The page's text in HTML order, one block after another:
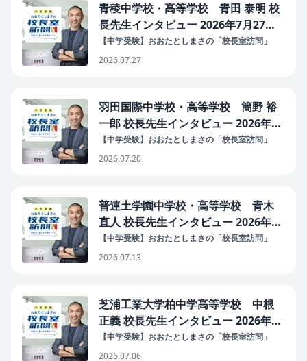
青稜中学校・高等学校 青田 泰明 校
長先生インタビュー 2026年7月27日
配信
【中学受験】おおたとしまさの「校長室訪問」
2026.07.27
羽田国際中学校・高等学校 簡野 裕
一郎 校長先生インタビュー 2026年7
月20日配信
【中学受験】おおたとしまさの「校長室訪問」
2026.07.20
普連土学園中学校・高等学校 青木
直人 校長先生インタビュー 2026年7
月13日配信
【中学受験】おおたとしまさの「校長室訪問」
2026.07.13
芝浦工業大学柏中学高等学校 中根
正義 校長先生インタビュー 2026年7
月6日配信
【中学受験】おおたとしまさの「校長室訪問」
2026.07.06